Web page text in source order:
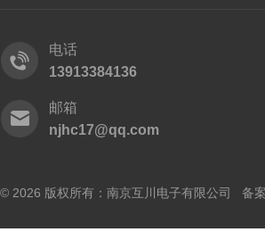
电话
13913384136
邮箱
njhc17@qq.com
© 2026 版权所有：南京互川电子有限公司 备案